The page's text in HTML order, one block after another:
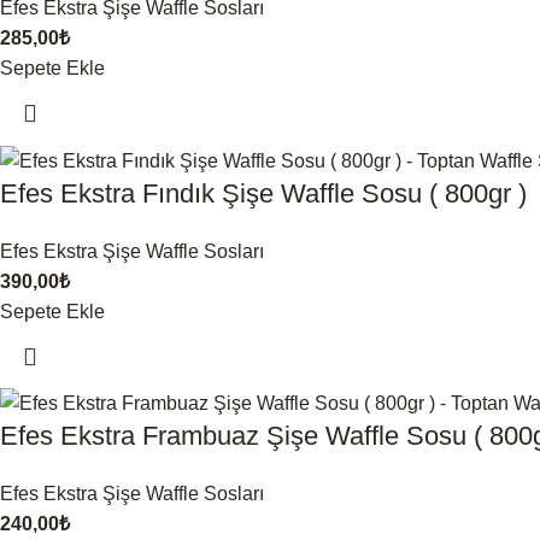
Efes Ekstra Şişe Waffle Sosları
285,00₺
Sepete Ekle
Efes Ekstra Fındık Şişe Waffle Sosu ( 800gr )
Efes Ekstra Şişe Waffle Sosları
390,00₺
Sepete Ekle
Efes Ekstra Frambuaz Şişe Waffle Sosu (
Efes Ekstra Şişe Waffle Sosları
240,00₺